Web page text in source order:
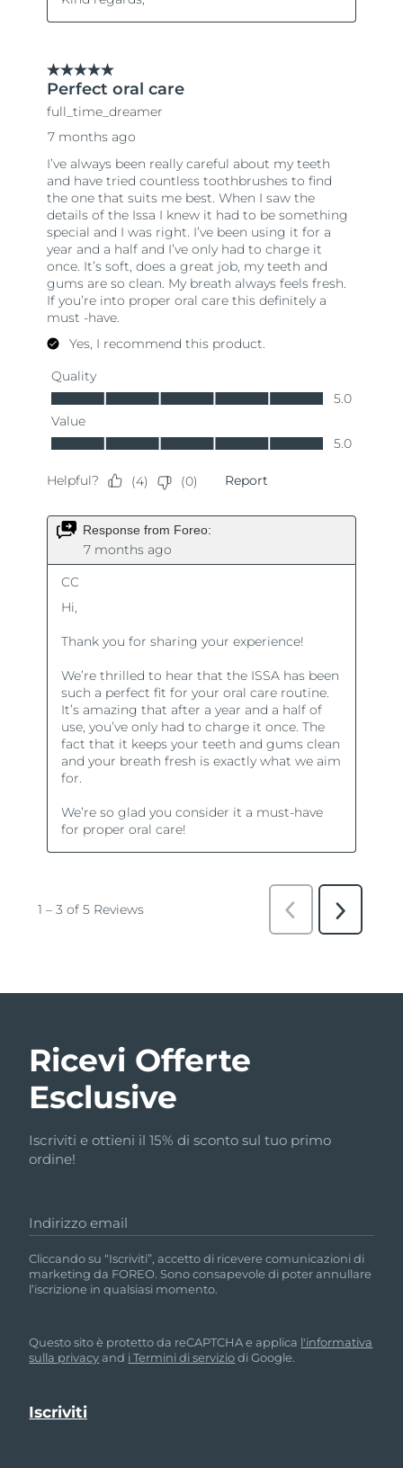
Ricevi Offerte
Esclusive
Iscriviti e ottieni il 15% di sconto sul tuo primo
ordine!
Indirizzo email
Cliccando su “Iscriviti”, accetto di ricevere comunicazioni di
marketing da FOREO. Sono consapevole di poter annullare
l’iscrizione in qualsiasi momento.
Questo sito è protetto da reCAPTCHA e applica l'informativa
sulla privacyand i Termini di serviziodi Google.